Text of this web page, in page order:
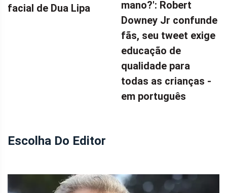
facial de Dua Lipa
mano?': Robert
Downey Jr confunde
fãs, seu tweet exige
educação de
qualidade para
todas as crianças -
em português
Escolha Do Editor